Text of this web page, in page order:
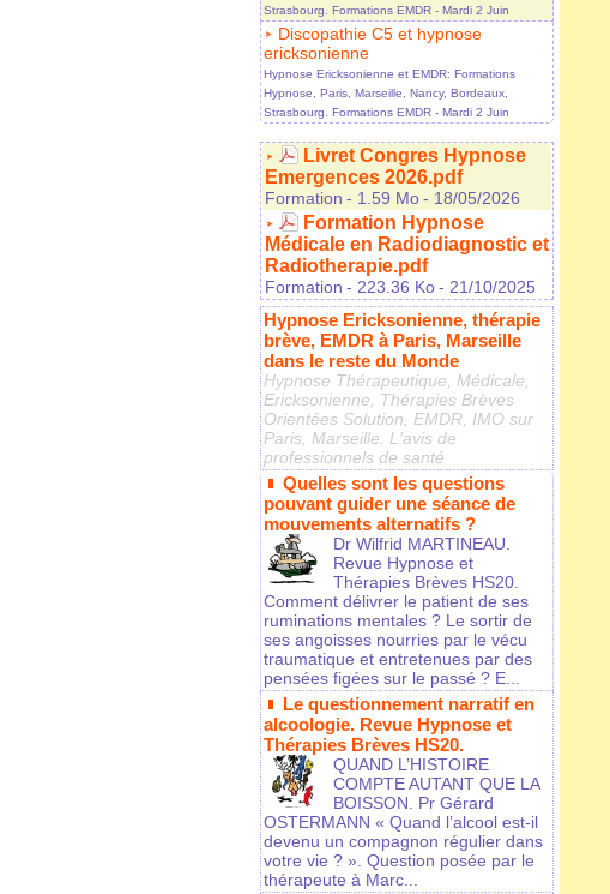
Strasbourg. Formations EMDR - Mardi 2 Juin
Discopathie C5 et hypnose
ericksonienne
Hypnose Ericksonienne et EMDR: Formations
Hypnose, Paris, Marseille, Nancy, Bordeaux,
Strasbourg. Formations EMDR - Mardi 2 Juin
Livret Congres Hypnose
Emergences 2026.pdf
Formation - 1.59 Mo- 18/05/2026
Formation Hypnose
Médicale en Radiodiagnostic et
Radiotherapie.pdf
Formation - 223.36 Ko- 21/10/2025
Hypnose Ericksonienne, thérapie
brève, EMDR à Paris, Marseille
dans le reste du Monde
Hypnose Thérapeutique, Médicale,
Ericksonienne, Thérapies Brèves
Orientées Solution, EMDR, IMO sur
Paris, Marseille. L'avis de
professionnels de santé
Quelles sont les questions
pouvant guider une séance de
mouvements alternatifs ?
Dr Wilfrid MARTINEAU.
Revue Hypnose et
Thérapies Brèves HS20.
Comment délivrer le patient de ses
ruminations mentales ? Le sortir de
ses angoisses nourries par le vécu
traumatique et entretenues par des
pensées figées sur le passé ? E...
Le questionnement narratif en
alcoologie. Revue Hypnose et
Thérapies Brèves HS20.
QUAND L’HISTOIRE
COMPTE AUTANT QUE LA
BOISSON. Pr Gérard
OSTERMANN « Quand l’alcool est-il
devenu un compagnon régulier dans
votre vie ? ». Question posée par le
thérapeute à Marc...